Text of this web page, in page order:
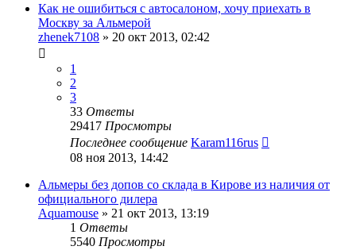
Как не ошибиться с автосалоном, хочу приехать в
Москву за Альмерой
zhenek7108 » 20 окт 2013, 02:42
1
2
3
33 Ответы
29417 Просмотры
Последнее сообщение Karam116rus
08 ноя 2013, 14:42
Альмеры без допов со склада в Кирове из наличия от
официального дилера
Aquamouse » 21 окт 2013, 13:19
1 Ответы
5540 Просмотры